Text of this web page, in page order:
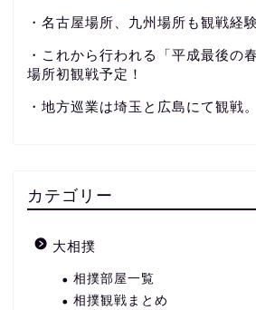
・名古屋場所、九州場所も観戦経
・これから行われる「平成最後の
場所初観戦予定！
・地方巡業は埼玉と広島にて観戦。
カテゴリー
大相撲
相撲部屋一覧
相撲観戦まとめ